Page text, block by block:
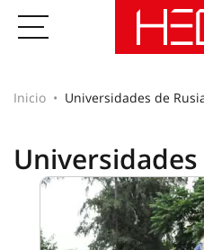
Inicio Universidades de
Universidades